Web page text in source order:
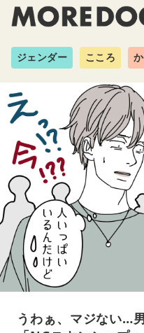
ジェンダー こころ
うわぁ、マジない…